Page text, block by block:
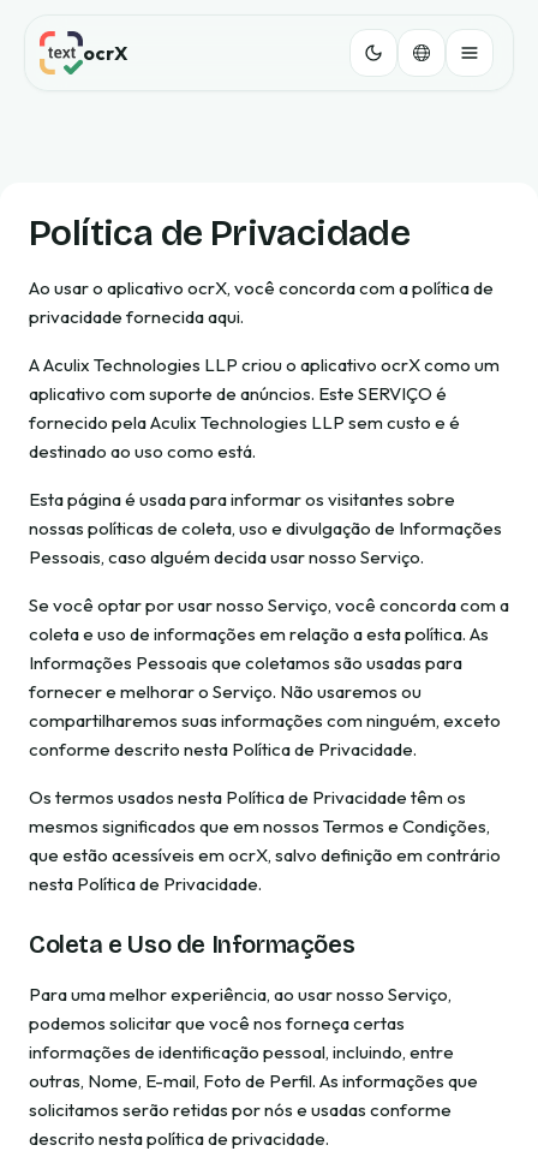
ocrX
Política de Privacidade
Ao usar o aplicativo ocrX, você concorda com a política de
privacidade fornecida aqui.
A Aculix Technologies LLP criou o aplicativo ocrX como um
aplicativo com suporte de anúncios. Este SERVIÇO é
fornecido pela Aculix Technologies LLP sem custo e é
destinado ao uso como está.
Esta página é usada para informar os visitantes sobre
nossas políticas de coleta, uso e divulgação de Informações
Pessoais, caso alguém decida usar nosso Serviço.
Se você optar por usar nosso Serviço, você concorda com a
coleta e uso de informações em relação a esta política. As
Informações Pessoais que coletamos são usadas para
fornecer e melhorar o Serviço. Não usaremos ou
compartilharemos suas informações com ninguém, exceto
conforme descrito nesta Política de Privacidade.
Os termos usados nesta Política de Privacidade têm os
mesmos significados que em nossos Termos e Condições,
que estão acessíveis em ocrX, salvo definição em contrário
nesta Política de Privacidade.
Coleta e Uso de Informações
Para uma melhor experiência, ao usar nosso Serviço,
podemos solicitar que você nos forneça certas
informações de identificação pessoal, incluindo, entre
outras, Nome, E-mail, Foto de Perfil. As informações que
solicitamos serão retidas por nós e usadas conforme
descrito nesta política de privacidade.